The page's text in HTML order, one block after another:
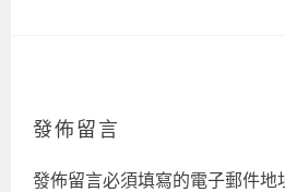
發佈留言
發佈留言必須填寫的電子郵件地